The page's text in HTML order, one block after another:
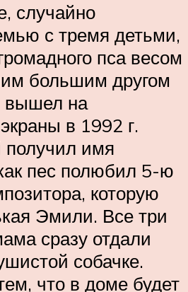
случайно
с тремя детьми,
пса весом
большим другом
вышел на
в 1992 г.
получил имя
пес полюбил 5-ю
которую
Эмили. Все три
сразу отдали
собачке.
что в доме будет